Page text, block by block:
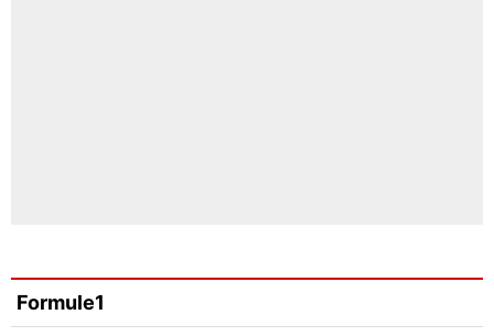
Formule1